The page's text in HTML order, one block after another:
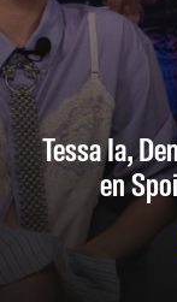
Tessa Ia,
en